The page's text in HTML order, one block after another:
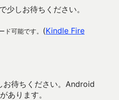
しお待ちください。
可能です。 (Kindle Fire
お待ちください。Android
あります。